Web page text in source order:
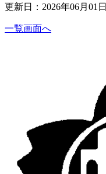
更新日：2026年06月01
一覧画面へ